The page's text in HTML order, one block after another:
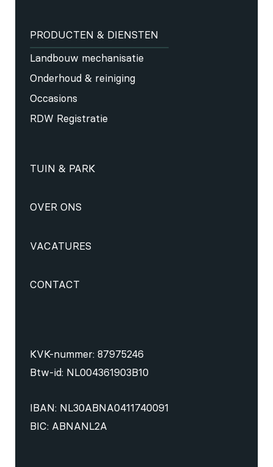
PRODUCTEN & DIENSTEN
Landbouw mechanisatie
Onderhoud & reiniging
Occasions
RDW Registratie
TUIN & PARK
OVER ONS
VACATURES
CONTACT
KVK-nummer: 87975246
Btw-id: NL004361903B10
IBAN: NL30ABNA0411740091
BIC: ABNANL2A